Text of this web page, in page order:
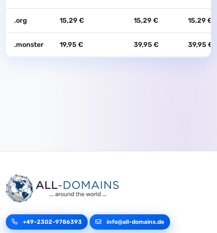
.org 15,29 € 15,29 € 15,29 €
.monster 19,95 € 39,95 € 39,95 €
+49-2302-9786393 info@all-domains.de